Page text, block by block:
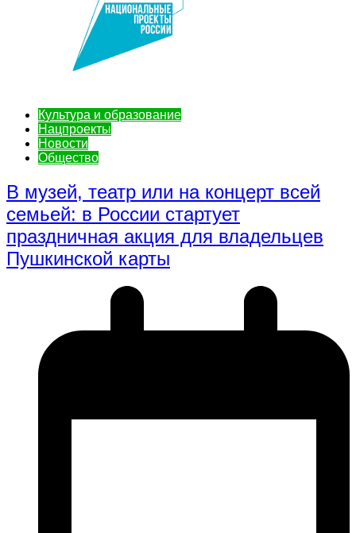
Культура и образование
Нацпроекты
Новости
Общество
В музей, театр или на концерт всей
семьей: в России стартует
праздничная акция для владельцев
Пушкинской карты